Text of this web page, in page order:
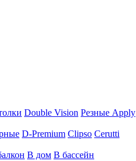
Double Vision Резные Apply
D-Premium Clipso Cerutti
В дом В бассейн